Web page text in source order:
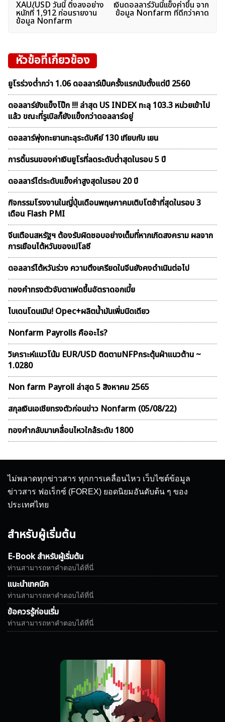
เรื่อง
XAU/USD วันนี้ ดิ่งลงอย่าง
หนักที่ 1,912 ก่อนรายงาน
ข้อมูล Nonfarm
เงินดอลลาร์วันนี้เเข็งค่าขึ้น จาก
ข้อมูล Nonfarm ที่ดีกว่าคาด
หัวข้อที่เกี่ยวข้อง
ยูโรร่วงต่ำกว่า 1.06 ดอลลาร์เป็นครั้งแรกนับตั้งแต่ปี 2560
ดอลลาร์ยังแข็งโป๊ก !!! ล่าสุด US INDEX ทะลุ 103.3 หน่วยเข้าไป
แล้ว ขณะที่รูเบิลก็ยังแข็งกว่าดอลลาร์อยู่
ดอลลาร์พุ่งทะยานทะลุระดับคีย์ 130 เทียบกับ เยน
การดิ้นรนของค่าเงินยูโรที่ลดระดับต่ำสุดในรอบ 5 ปี
ดอลลาร์ไต่ระดับแข็งค่าสูงสุดในรอบ 20 ปี
กิจกรรมโรงงานในญี่ปุ่นเดือนพฤษภาคมเติบโตช้าที่สุดในรอบ 3
เดือน Flash PMI
จีนเตือนสหรัฐฯ ต้องรับผิดชอบอย่างเต็มที่หากเกิดสงคราม ผลจาก
การเยือนไต้หวันของเปโลซี
ดอลลาร์ไต้หวันร่วง ความตึงเครียดในจีนยังคงดำเนินต่อไป
ทองคำทรงตัวจับตาเฟดขึ้นอัตราดอกเบี้ย
ไบเดนโดนเมิน! Opec+ผลิตน้ำมันเพิ่มนิดเดียว
Nonfarm Payrolls คืออะไร?
วิเคราะห์แนวโน้ม EUR/USD ติดตามNFPกระตุ้นฝ่าแนวต้าน ~
1.0280
Non farm Payroll ล่าสุด 5 สิงหาคม 2565
สกุลเงินเอเชียทรงตัวก่อนข่าว Nonfarm (05/08/22)
ทองคำกลับมาเคลื่อนไหวใกล้ระดับ 1800
ไม่พลาดทุกข่าวสาร ทุกการเคลื่อนไหว เว็บไซต์ข้อมูล
ข่าวสาร ฟอเร็กซ์ (FOREX) ยอดนิยมอันดับต้น ๆ ของ
ประเทศไทย
สำหรับผู้เริ่มต้น
E-Book สำหรับผู้เริ่มต้น
ท่านสามารถหาคำตอบได้ที่นี่
แนะนำเทคนิค
ท่านสามารถหาคำตอบได้ที่นี่
ข้อควรรู้ก่อนเริ่ม
ท่านสามารถหาคำตอบได้ที่นี่